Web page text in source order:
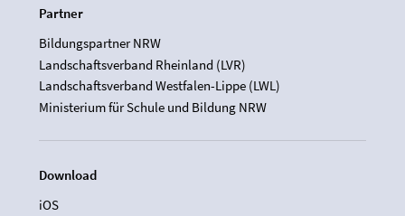
Partner
Bildungspartner NRW
Landschaftsverband Rheinland (LVR)
Landschaftsverband Westfalen-Lippe (LWL)
Ministerium für Schule und Bildung NRW
Download
iOS